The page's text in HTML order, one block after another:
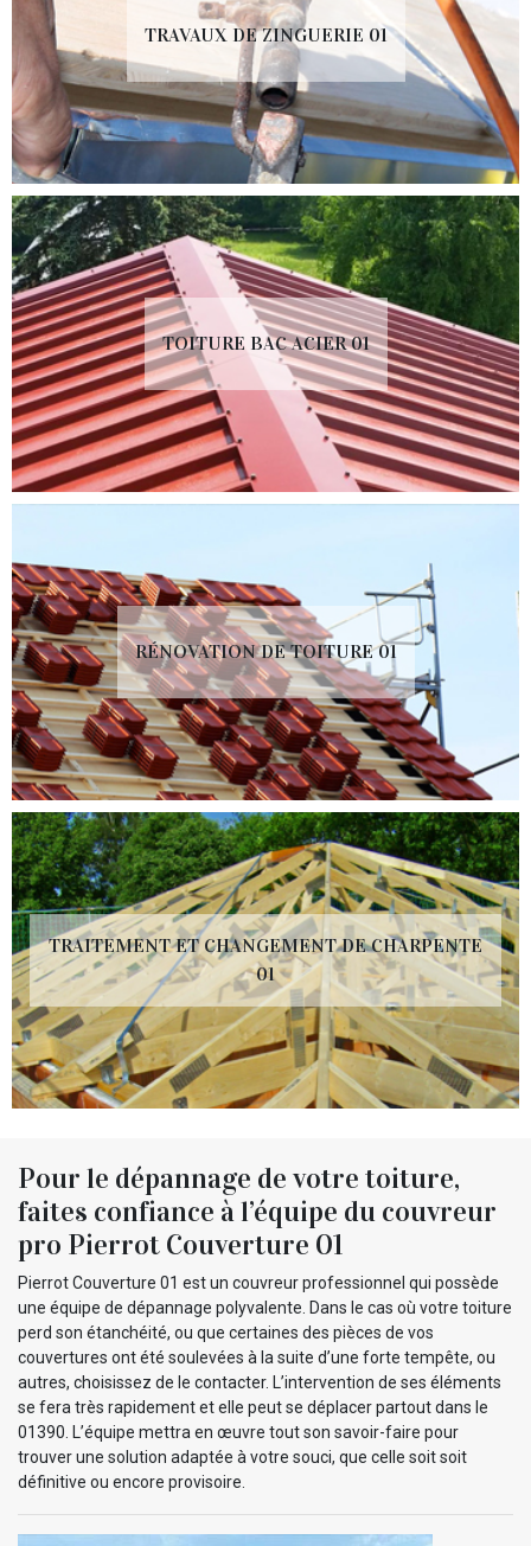
TRAVAUX DE ZINGUERIE 01
TOITURE BAC ACIER 01
RÉNOVATION DE TOITURE 01
TRAITEMENT ET CHANGEMENT DE CHARPENTE
01
Pour le dépannage de votre toiture,
faites confiance à l’équipe du couvreur
pro Pierrot Couverture 01
Pierrot Couverture 01 est un couvreur professionnel qui possède
une équipe de dépannage polyvalente. Dans le cas où votre toiture
perd son étanchéité, ou que certaines des pièces de vos
couvertures ont été soulevées à la suite d’une forte tempête, ou
autres, choisissez de le contacter. L’intervention de ses éléments
se fera très rapidement et elle peut se déplacer partout dans le
01390. L’équipe mettra en œuvre tout son savoir-faire pour
trouver une solution adaptée à votre souci, que celle soit soit
définitive ou encore provisoire.